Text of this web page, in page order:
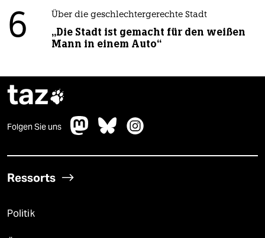
6 Über die geschlechtergerechte Stadt
„Die Stadt ist gemacht für den weißen
Mann in einem Auto“
taz
Folgen Sie uns
Ressorts
Politik